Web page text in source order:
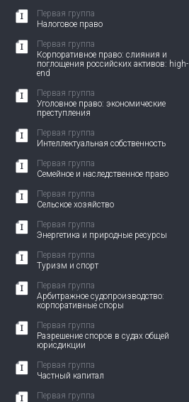
Первая группа
Налоговое право
Первая группа
Корпоративное право: слияния и
поглощения российских активов: high-
end
Первая группа
Уголовное право: экономические
преступления
Первая группа
Интеллектуальная собственность
Первая группа
Семейное и наследственное право
Первая группа
Сельское хозяйство
Первая группа
Энергетика и природные ресурсы
Первая группа
Туризм и спорт
Первая группа
Арбитражное судопроизводство:
корпоративные споры
Первая группа
Разрешение споров в судах общей
юрисдикции
Первая группа
Частный капитал
Первая группа